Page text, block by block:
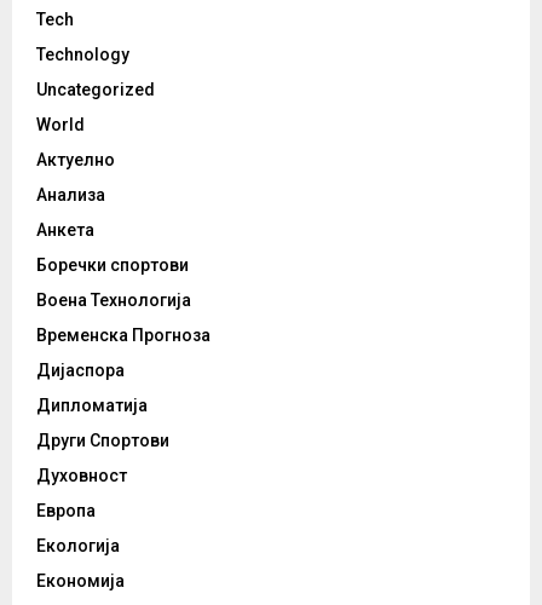
Tech
Technology
Uncategorized
World
Актуелно
Анализа
Анкета
Боречки спортови
Воена Технологија
Временска Прогноза
Дијаспора
Дипломатија
Други Спортови
Духовност
Европа
Екологија
Економија